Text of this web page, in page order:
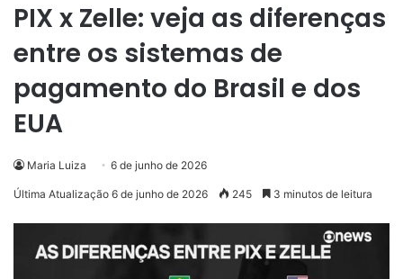
PIX x Zelle: veja as diferenças
entre os sistemas de
pagamento do Brasil e dos
EUA
Maria Luiza 6 de junho de 2026
Última Atualização 6 de junho de 2026 245 3 minutos de leitura